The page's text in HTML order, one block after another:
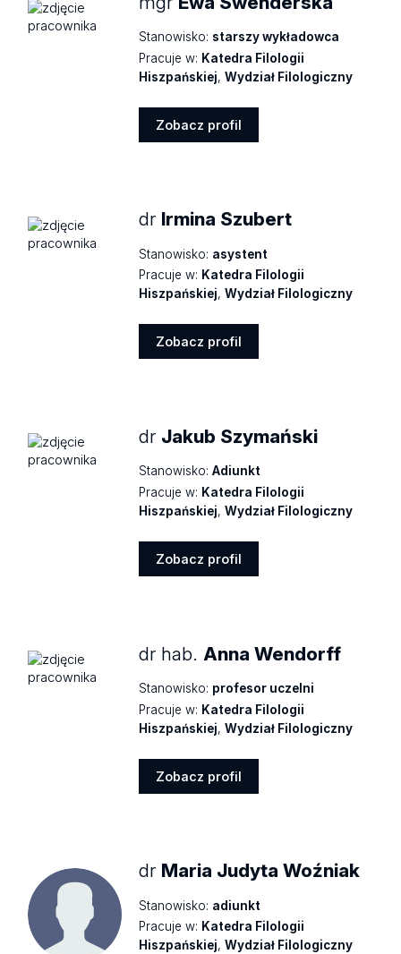
Stanowisko: starszy wykładowca
Pracuje w: Katedra Filologii
Hiszpańskiej,Wydział Filologiczny
Zobacz profil
dr Irmina Szubert
Stanowisko: asystent
Pracuje w: Katedra Filologii
Hiszpańskiej,Wydział Filologiczny
Zobacz profil
dr Jakub Szymański
Stanowisko: Adiunkt
Pracuje w: Katedra Filologii
Hiszpańskiej,Wydział Filologiczny
Zobacz profil
dr hab. Anna Wendorff
Stanowisko: profesor uczelni
Pracuje w: Katedra Filologii
Hiszpańskiej,Wydział Filologiczny
Zobacz profil
dr Maria Judyta Woźniak
Stanowisko: adiunkt
Pracuje w: Katedra Filologii
Hiszpańskiej,Wydział Filologiczny